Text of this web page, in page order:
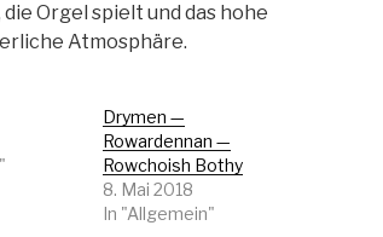
Orgel spielt und das hohe
Atmosphäre.
Drymen —
Rowardennan —
Rowchoish Bothy
8. Mai 2018
In "Allgemein"